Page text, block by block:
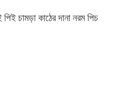
চামড়া কাঠের দানা নরম পিচ